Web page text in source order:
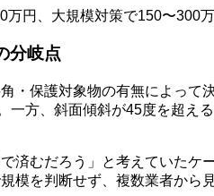
円、大規模対策で150〜300
分岐点
・保護対象物の有無によっ
方、斜面傾斜が45度を超
済むだろう」と考えていた
模を判断せず、複数業者か